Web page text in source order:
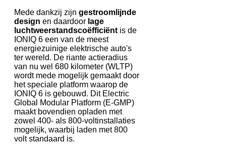
Mede dankzij zijn gestroomlijnde
design en daardoor lage
luchtweerstandscoëfficiënt is de
IONIQ 6 een van de meest
energiezuinige elektrische auto's
ter wereld. De riante actieradius
van nu wel 680 kilometer (WLTP)
wordt mede mogelijk gemaakt door
het speciale platform waarop de
IONIQ 6 is gebouwd. Dit Electric
Global Modular Platform (E-GMP)
maakt bovendien opladen met
zowel 400- als 800-voltinstallaties
mogelijk, waarbij laden met 800
volt standaard is.